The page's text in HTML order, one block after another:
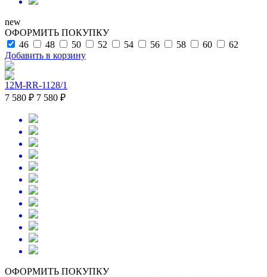
new
ОФОРМИТЬ ПОКУПКУ
46
48 50 52 54 56 58 60
62
Добавить в корзину
12M-RR-1128/1
7 580 ₽ 7 580 ₽
ОФОРМИТЬ ПОКУПКУ